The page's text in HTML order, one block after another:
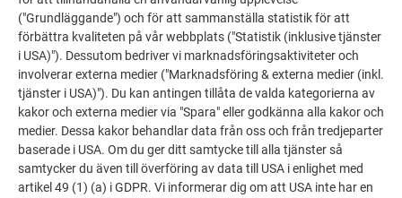
("Grundläggande") och för att sammanställa statistik för att
förbättra kvaliteten på vår webbplats ("Statistik (inklusive tjänster
i USA)"). Dessutom bedriver vi marknadsföringsaktiviteter och
involverar externa medier ("Marknadsföring & externa medier (inkl.
tjänster i USA)"). Du kan antingen tillåta de valda kategorierna av
kakor och externa medier via "Spara" eller godkänna alla kakor och
medier. Dessa kakor behandlar data från oss och från tredjeparter
baserade i USA. Om du ger ditt samtycke till alla tjänster så
samtycker du även till överföring av data till USA i enlighet med
artikel 49 (1) (a) i GDPR. Vi informerar dig om att USA inte har en